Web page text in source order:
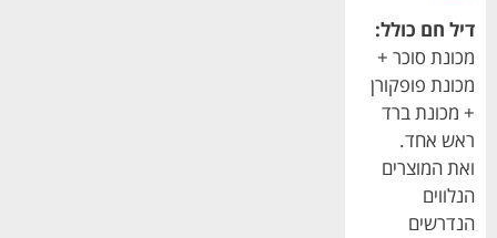
דיל חם כולל:
מכונת סוכר +
מכונת פופקורן
+ מכונת ברד
ראש אחד.
ואת המוצרים
הנלווים
הנדרשים